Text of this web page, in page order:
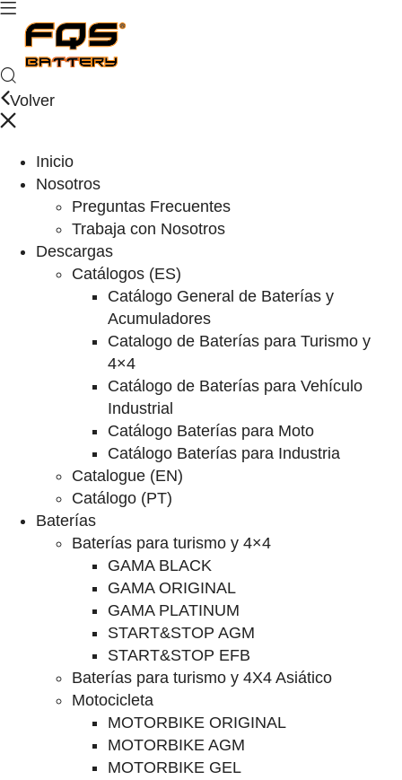
Volver
Inicio
Nosotros
Preguntas Frecuentes
Trabaja con Nosotros
Descargas
Catálogos (ES)
Catálogo General de Baterías y
Acumuladores
Catalogo de Baterías para Turismo y
4×4
Catálogo de Baterías para Vehículo
Industrial
Catálogo Baterías para Moto
Catálogo Baterías para Industria
Catalogue (EN)
Catálogo (PT)
Baterías
Baterías para turismo y 4×4
GAMA BLACK
GAMA ORIGINAL
GAMA PLATINUM
START&STOP AGM
START&STOP EFB
Baterías para turismo y 4X4 Asiático
Motocicleta
MOTORBIKE ORIGINAL
MOTORBIKE AGM
MOTORBIKE GEL